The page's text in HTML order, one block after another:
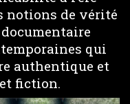
notions de vérité
qui
authentique et
fiction.